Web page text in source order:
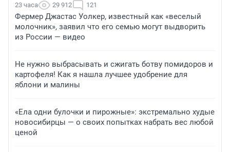
23 часа 29 912 121
Фермер Джастас Уолкер, известный как «веселый
молочник», заявил что его семью могут выдворить
из России — видео
Не нужно выбрасывать и сжигать ботву помидоров и
картофеля! Как я нашла лучшее удобрение для
яблони и малины
«Ела одни булочки и пирожные»: экстремально худые
новосибирцы — о своих попытках набрать вес любой
ценой